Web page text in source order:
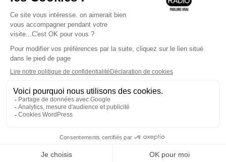
L'application Iphone / Android
Téléchargez l'application
Les cookies
Gestion des cookies
Crédit photos : ©Sud Radio / Pierre Olivier
Jacques Cardoze
Le Grand Matin
Anthony Martins Misse
Les débats de l'été